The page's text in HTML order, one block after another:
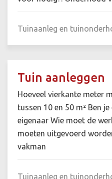
Tuinaanleg en
Tuin aanleggen
Hoeveel vierkante meter
tussen 10 en 50 m² Ben
eigenaar Wie moet de
moeten uitgevoerd
vakman
Tuinaanleg en